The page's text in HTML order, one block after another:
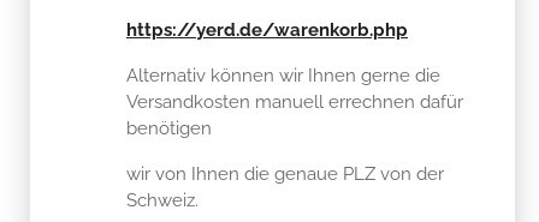
https://yerd.de/warenkorb.php
Alternativ können wir Ihnen gerne die
Versandkosten manuell errechnen dafür
benötigen
wir von Ihnen die genaue PLZ von der
Schweiz.